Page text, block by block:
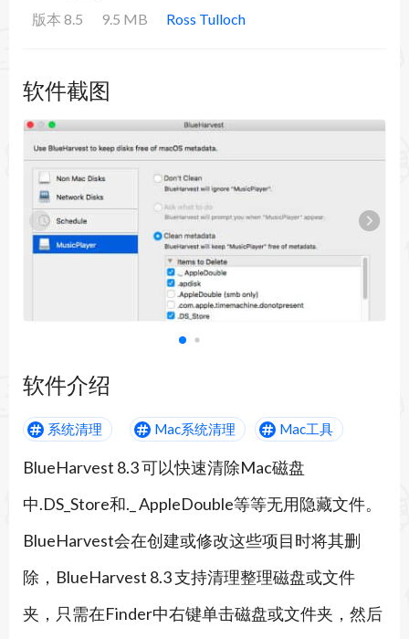
版本 8.5 9.5 MB Ross Tulloch
软件截图
软件介绍
系统清理 Mac系统清理 Mac工具
BlueHarvest 8.3 可以快速清除Mac磁盘
中.DS_Store和._ AppleDouble等等无用隐藏文件。
BlueHarvest会在创建或修改这些项目时将其删
除，BlueHarvest 8.3 支持清理整理磁盘或文件
夹，只需在Finder中右键单击磁盘或文件夹，然后